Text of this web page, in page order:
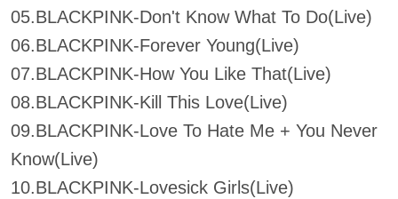
05.BLACKPINK-Don't Know What To Do(Live)
06.BLACKPINK-Forever Young(Live)
07.BLACKPINK-How You Like That(Live)
08.BLACKPINK-Kill This Love(Live)
09.BLACKPINK-Love To Hate Me + You Never
Know(Live)
10.BLACKPINK-Lovesick Girls(Live)